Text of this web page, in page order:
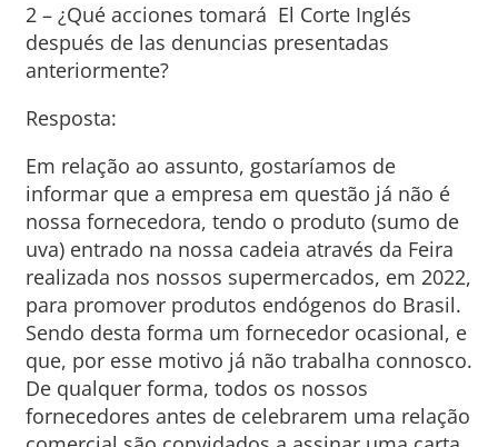
2 – ¿Qué acciones tomará El Corte Inglés
después de las denuncias presentadas
anteriormente?
Resposta:
Em relação ao assunto, gostaríamos de
informar que a empresa em questão já não é
nossa fornecedora, tendo o produto (sumo de
uva) entrado na nossa cadeia através da Feira
realizada nos nossos supermercados, em 2022,
para promover produtos endógenos do Brasil.
Sendo desta forma um fornecedor ocasional, e
que, por esse motivo já não trabalha connosco.
De qualquer forma, todos os nossos
fornecedores antes de celebrarem uma relação